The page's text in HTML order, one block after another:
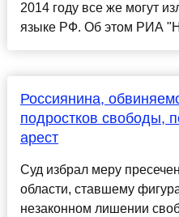
2014 году все же могут
языке РФ. Об этом РИА
Россиянина,
подростков свободы,
арест
Суд избрал меру
области, ставшему
незаконном лишении